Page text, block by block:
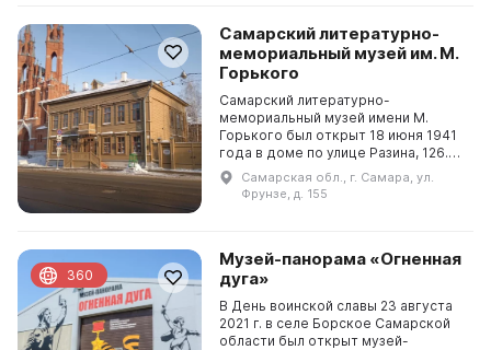
Самарский литературно-
мемориальный музей им. М.
Горького
Самарский литературно-
мемориальный музей имени М.
Горького был открыт 18 июня 1941
года в доме по улице Разина, 126.
Здесь жил Горький в 1895 году.
Сейчас музей находится на улице
Фрунзе, где в 1899-1...
Самарская обл., г. Самара, ул.
Фрунзе, д. 155
Музей-панорама «Огненная
дуга»
В День воинской славы 23 августа
2021 г. в селе Борское Самарской
области был открыт музей-
360